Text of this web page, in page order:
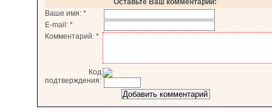
Оставьте Ваш комментарий:
Ваше имя: *
E-mail: *
Комментарий: *
Код
подтверждения: